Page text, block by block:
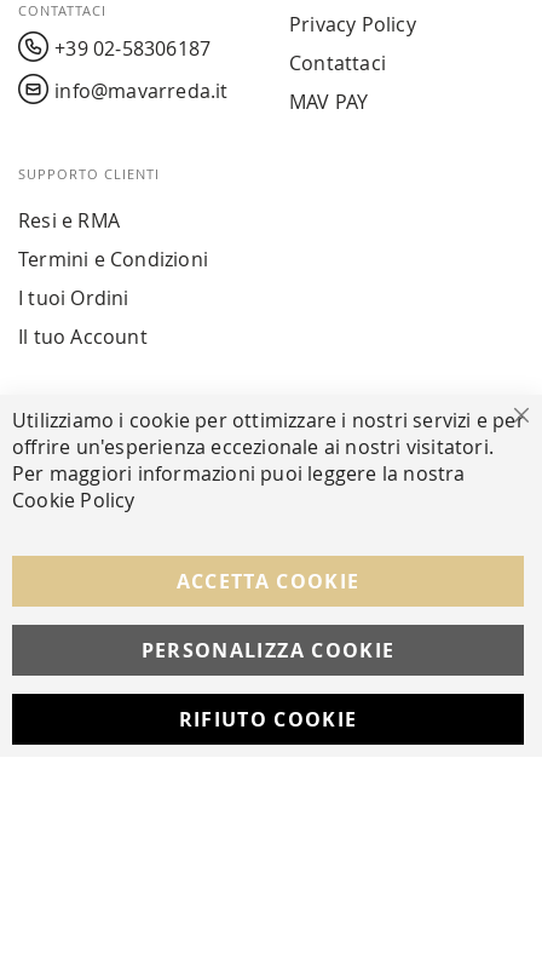
CONTATTACI
+39 02-58306187
info@mavarreda.it
Privacy Policy
Contattaci
MAV PAY
SUPPORTO CLIENTI
Resi e RMA
Termini e Condizioni
I tuoi Ordini
Il tuo Account
Facebook Instagram Whatsapp
© Copyright MAV Arreda s.r.l. | P.IVA IT05919160969
Via Galileo Galilei, 14 | Milano
Utilizziamo i cookie per ottimizzare i nostri servizi e per
offrire un'esperienza eccezionale ai nostri visitatori.
Per maggiori informazioni puoi leggere la nostra
Cookie Policy
ACCETTA COOKIE
PERSONALIZZA COOKIE
RIFIUTO COOKIE